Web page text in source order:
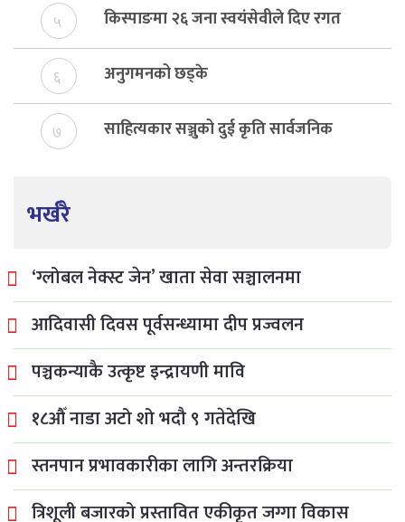
५ किस्पाङमा २६ जना स्वयंसेवीले दिए रगत
६ अनुगमनको छड्के
७ साहित्यकार सञ्जुको दुई कृति सार्वजनिक
भर्खरै
‘ग्लोबल नेक्स्ट जेन’ खाता सेवा सञ्चालनमा
आदिवासी दिवस पूर्वसन्ध्यामा दीप प्रज्वलन
पञ्चकन्याकै उत्कृष्ट इन्द्रायणी मावि
१८औँ नाडा अटो शो भदौ ९ गतेदेखि
स्तनपान प्रभावकारीका लागि अन्तरक्रिया
त्रिशूली बजारको प्रस्तावित एकीकृत जग्गा विकास